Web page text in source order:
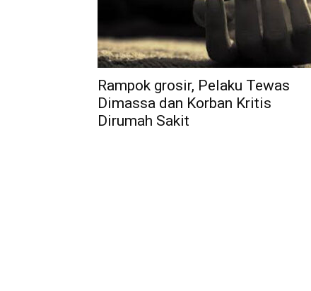
Rampok grosir, Pelaku Tewas
Dimassa dan Korban Kritis
Dirumah Sakit